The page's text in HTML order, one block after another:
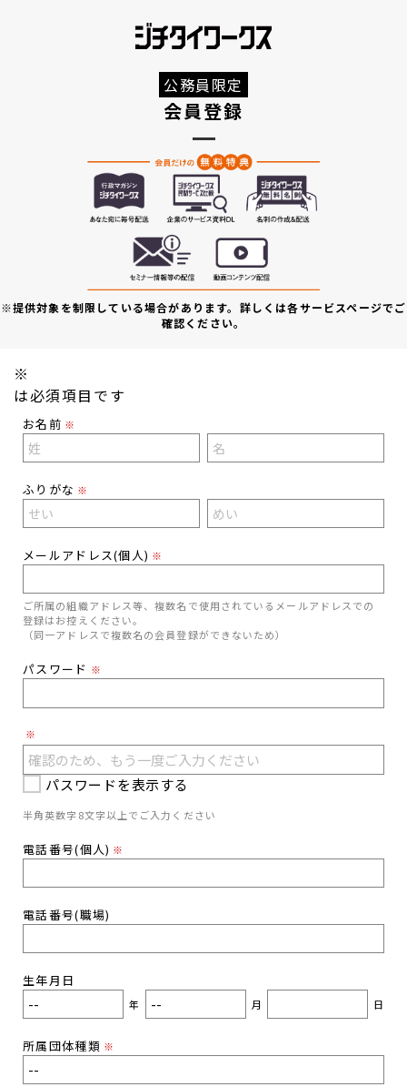
公務員限定
会員登録
※提供対象を制限している場合があります。詳しくは各サービスページでご
確認ください。
※
は必須項目です
お名前 ※
ふりがな ※
メールアドレス(個人) ※
ご所属の組織アドレス等、複数名で使用されているメールアドレスでの
登録はお控えください。
（同一アドレスで複数名の会員登録ができないため）
パスワード ※
※
パスワードを表示する
半角英数字8文字以上でご入力ください
電話番号(個人) ※
電話番号(職場)
生年月日
年 月 日
所属団体種類 ※